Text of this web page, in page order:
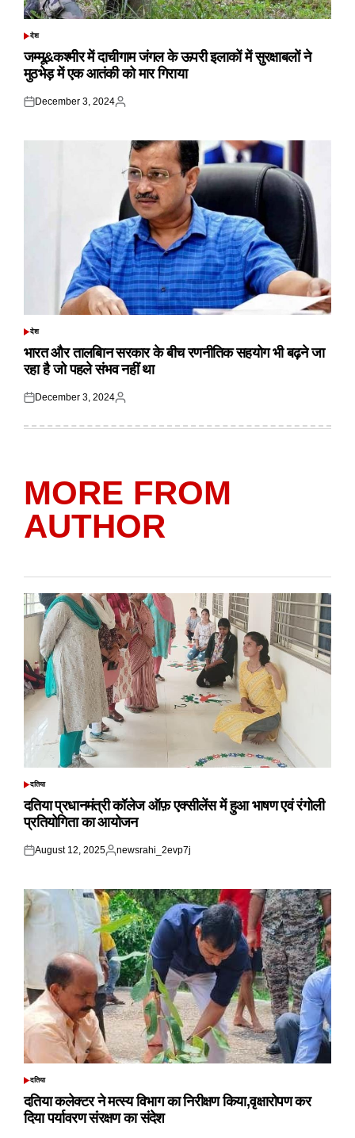
POSTED
देश
जम्मू&कश्मीर में दाचीगाम जंगल के ऊपरी इलाकों में सुरक्षाबलों ने
मुठभेड़ में एक आतंकी को मार गिराया
Posted
December 3, 2024
Posted
POSTED
देश
भारत और तालबिान सरकार के बीच रणनीतिक सहयोग भी बढ़ने जा
रहा है जो पहले संभव नहीं था
Posted
December 3, 2024
Posted
MORE FROM
AUTHOR
POSTED
दतिया
दतिया प्रधानमंत्री कॉलेज ऑफ़ एक्सीलेंस में हुआ भाषण एवं रंगोली
प्रतियोगिता का आयोजन
Posted
August 12, 2025
Posted
newsrahi_2evp7j
POSTED
दतिया
दतिया कलेक्टर ने मत्स्य विभाग का निरीक्षण किया,वृक्षारोपण कर
दिया पर्यावरण संरक्षण का संदेश